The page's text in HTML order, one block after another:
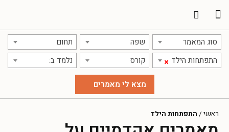
סוג המאמר שפה תחום
× התפתחות הילד קורס נלמד ב:
ראשי / התפתחות הילד